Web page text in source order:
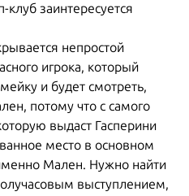
клуб заинтересуется
непростой
игрока, который
и будет смотреть,
потому что с самого
выдаст Гасперини
место в основном
Мален. Нужно найти
выступлением,